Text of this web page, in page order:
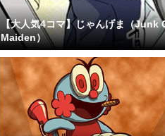
【大人気4コマ】じゃんげま（Junk
Maiden）